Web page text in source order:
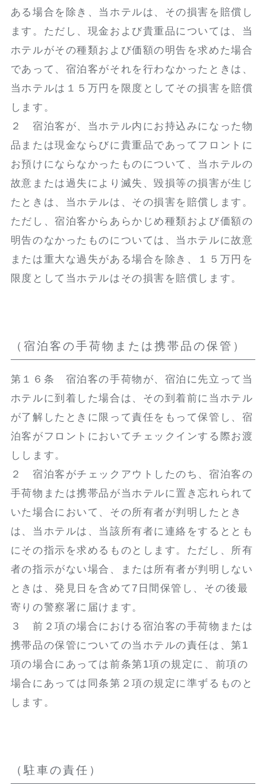
ある場合を除き、当ホテルは、その損害を賠償し
ます。ただし、現金および貴重品については、当
ホテルがその種類および価額の明告を求めた場合
であって、宿泊客がそれを行わなかったときは、
当ホテルは１５万円を限度としてその損害を賠償
します。
２ 宿泊客が、当ホテル内にお持込みになった物
品または現金ならびに貴重品であってフロントに
お預けにならなかったものについて、当ホテルの
故意または過失により滅失、毀損等の損害が生じ
たときは、当ホテルは、その損害を賠償します。
ただし、宿泊客からあらかじめ種類および価額の
明告のなかったものについては、当ホテルに故意
または重大な過失がある場合を除き、１５万円を
限度として当ホテルはその損害を賠償します。
（宿泊客の手荷物または携帯品の保管）
第１６条 宿泊客の手荷物が、宿泊に先立って当
ホテルに到着した場合は、その到着前に当ホテル
が了解したときに限って責任をもって保管し、宿
泊客がフロントにおいてチェックインする際お渡
しします。
２ 宿泊客がチェックアウトしたのち、宿泊客の
手荷物または携帯品が当ホテルに置き忘れられて
いた場合において、その所有者が判明したとき
は、当ホテルは、当該所有者に連絡をするととも
にその指示を求めるものとします。ただし、所有
者の指示がない場合、または所有者が判明しない
ときは、発見日を含めて7日間保管し、その後最
寄りの警察署に届けます。
３ 前２項の場合における宿泊客の手荷物または
携帯品の保管についての当ホテルの責任は、第1
項の場合にあっては前条第1項の規定に、前項の
場合にあっては同条第２項の規定に準ずるものと
します。
（駐車の責任）